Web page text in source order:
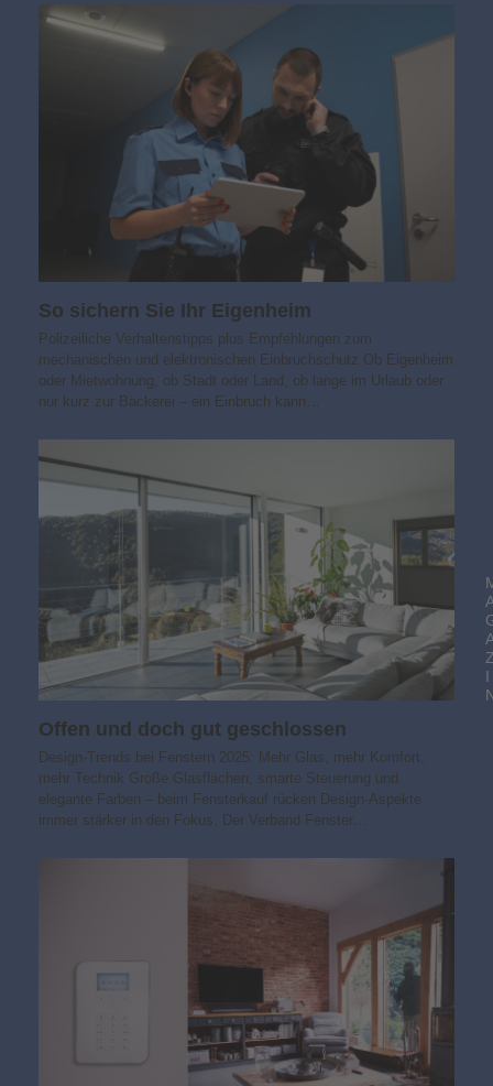
So sichern Sie Ihr Eigenheim
Polizeiliche Verhaltenstipps plus Empfehlungen zum
mechanischen und elektronischen Einbruchschutz Ob Eigenheim
oder Mietwohnung, ob Stadt oder Land, ob lange im Urlaub oder
nur kurz zur Bäckerei – ein Einbruch kann…
Offen und doch gut geschlossen
Design-Trends bei Fenstern 2025: Mehr Glas, mehr Komfort,
mehr Technik Große Glasflächen, smarte Steuerung und
elegante Farben – beim Fensterkauf rücken Design-Aspekte
immer stärker in den Fokus. Der Verband Fenster…
I